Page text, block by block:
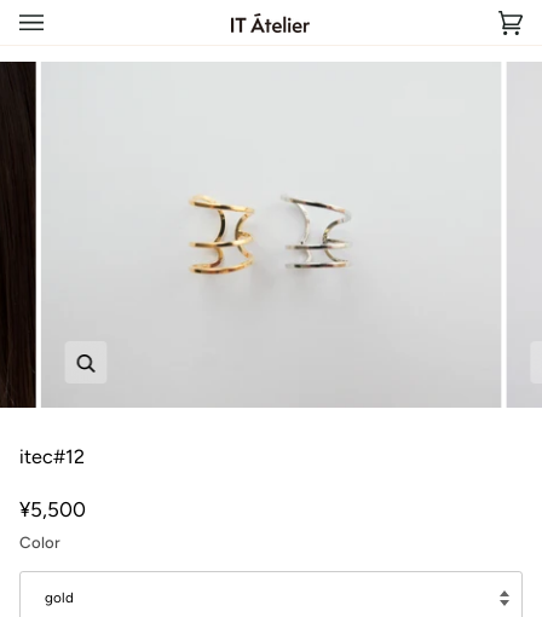
content
(0)
itec#12
¥5,500
Color
gold